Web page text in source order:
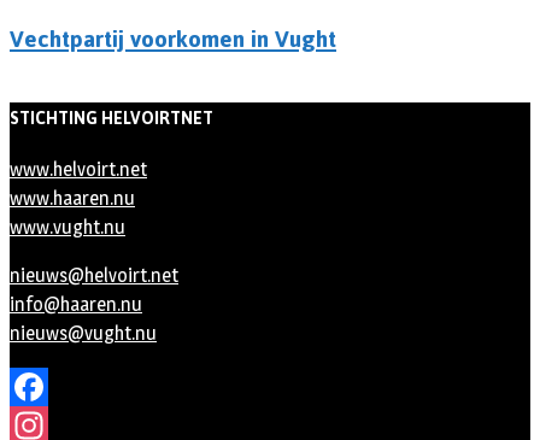
Vechtpartij voorkomen in Vught
STICHTING HELVOIRTNET
www.helvoirt.net
www.haaren.nu
www.vught.nu
nieuws@helvoirt.net
info@haaren.nu
nieuws@vught.nu
Facebook